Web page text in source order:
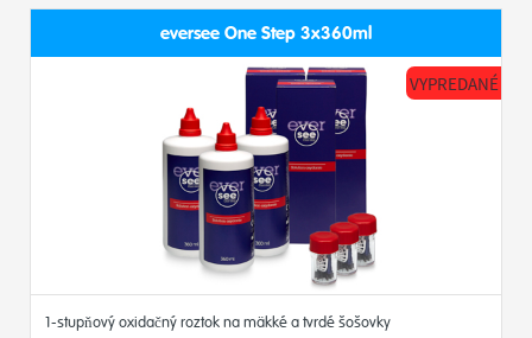
eversee One Step 3x360ml
VYPREDANÉ
1-stupňový oxidačný roztok na mäkké a tvrdé šošovky